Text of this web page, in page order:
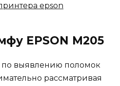
epson
EPSON M205
выявлению поломок
рассматривая